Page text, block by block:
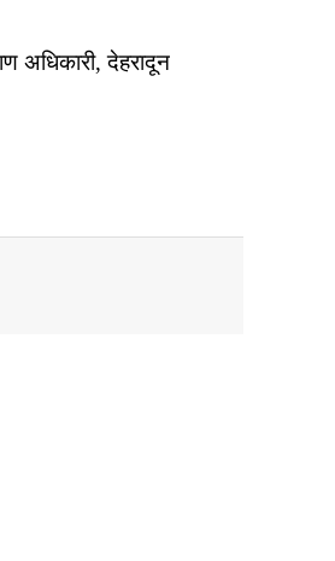
अधिकारी, देहरादून